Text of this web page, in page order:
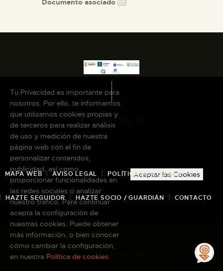
Documento asociado
MAPA WEB AVISO LEGAL POLÍTICA DE COOKIES
HAZTE SEGUIDOR HAZTE SOCIO / GUARDIÁN CONTACTO
Copyright © 2026 El Museo Canario · Todos
los derechos reservados
Tu Privacidad es importante para
nosotros. Por ello, te informamos
que utilizamos cookies propias y
de terceros para realizar análisis
de uso y medición de nuestra
página web con el fin de
personalizar contenidos,
publicidad, así como
proporcionar funcionalidades en
las redes sociales o analizar
nuestro tráfico. Para continuar
acepta la configuración de
nuestras cookies. Puede obtener
más información, o bien conocer
cómo cambiar la configuración,
en nuestra Política de cookies
Aceptar las Cookies